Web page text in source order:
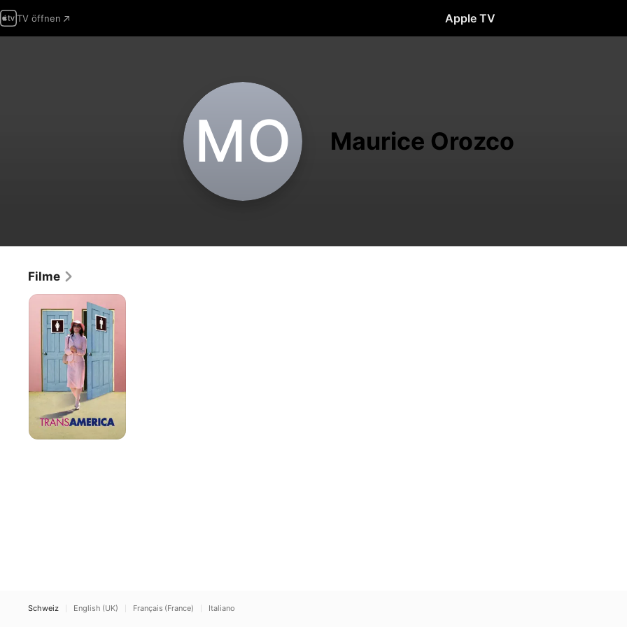
TV öffnen Apple TV
M‌O Maurice Orozco
Filme
Transamerica
Schweiz English (UK) Français (France) Italiano